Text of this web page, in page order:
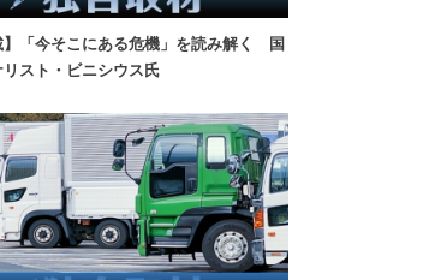
】「今そこにある危機」を読み解く 国
スト・ビニシウス氏